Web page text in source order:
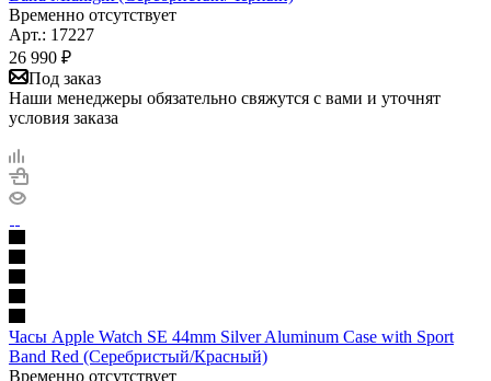
Временно отсутствует
Арт.: 17227
26 990 ₽
Под заказ
Наши менеджеры обязательно свяжутся с вами и уточнят
условия заказа
Часы Apple Watch SE 44mm Silver Aluminum Case with Sport
Band Red (Серебристый/Красный)
Временно отсутствует